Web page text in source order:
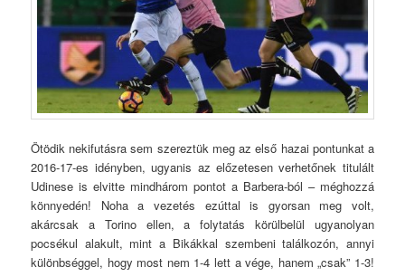
Ötödik nekifutásra sem szereztük meg az első hazai pontunkat a
2016-17-es idényben, ugyanis az előzetesen verhetőnek titulált
Udinese is elvitte mindhárom pontot a Barbera-ból – méghozzá
könnyedén! Noha a vezetés ezúttal is gyorsan meg volt,
akárcsak a Torino ellen, a folytatás körülbelül ugyanolyan
pocsékul alakult, mint a Bikákkal szembeni találkozón, annyi
különbséggel, hogy most nem 1-4 lett a vége, hanem „csak” 1-3!